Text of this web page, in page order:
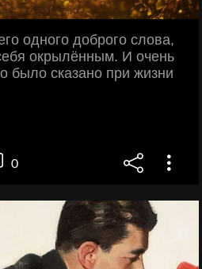
одного доброго слова,
окрылённым. И очень
было сказано при жизни
0